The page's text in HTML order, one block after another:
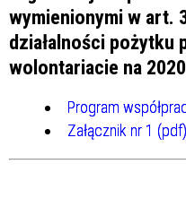
wymienionymi w art.
działalności pożytku
wolontariacie na
Program
Załącznik nr 1 (pdf)